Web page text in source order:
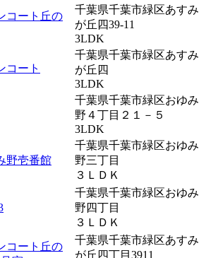
コート丘の
千葉県千葉市緑区あすみ
が丘四39-11
3LDK
コート
千葉県千葉市緑区あすみ
が丘四
3LDK
千葉県千葉市緑区おゆみ
野４丁目２１－５
3LDK
野壱番館
千葉県千葉市緑区おゆみ
野三丁目
３ＬＤＫ
千葉県千葉市緑区おゆみ
野四丁目
３ＬＤＫ
コート丘の
千葉県千葉市緑区あすみ
が丘四丁目3911